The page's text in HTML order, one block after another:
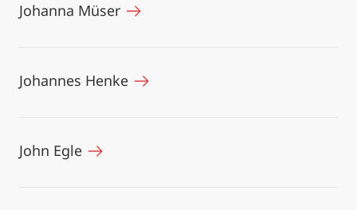
Johanna Müser
Johannes Henke
John Egle